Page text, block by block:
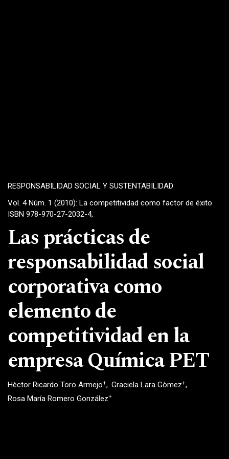
RESPONSABILIDAD SOCIAL Y SUSTENTABILIDAD
Vol. 4 Núm. 1 (2010): La competitividad como factor de éxito
ISBN 978-970-27-2032-4,
Las prácticas de
responsabilidad social
corporativa como
elemento de
competitividad en la
empresa Química PET
Hèctor Ricardo Toro Armejo+ Graciela Lara Gòmez+
Rosa María Romero González+